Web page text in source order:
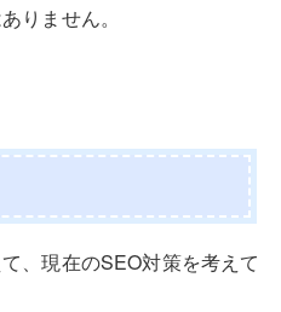
りません。
、現在のSEO対策を考えて